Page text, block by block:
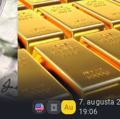
7. augusta
19:06